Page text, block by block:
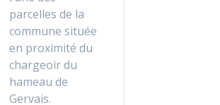
parcelles de la
commune située
en proximité du
chargeoir du
hameau de
Gervais.